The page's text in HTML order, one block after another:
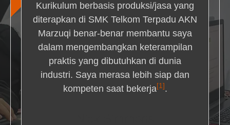
Kurikulum berbasis produksi/jasa yang
diterapkan di SMK Telkom Terpadu AKN
Marzuqi benar-benar membantu saya
dalam mengembangkan keterampilan
praktis yang dibutuhkan di dunia
industri. Saya merasa lebih siap dan
kompeten saat bekerja[1] .